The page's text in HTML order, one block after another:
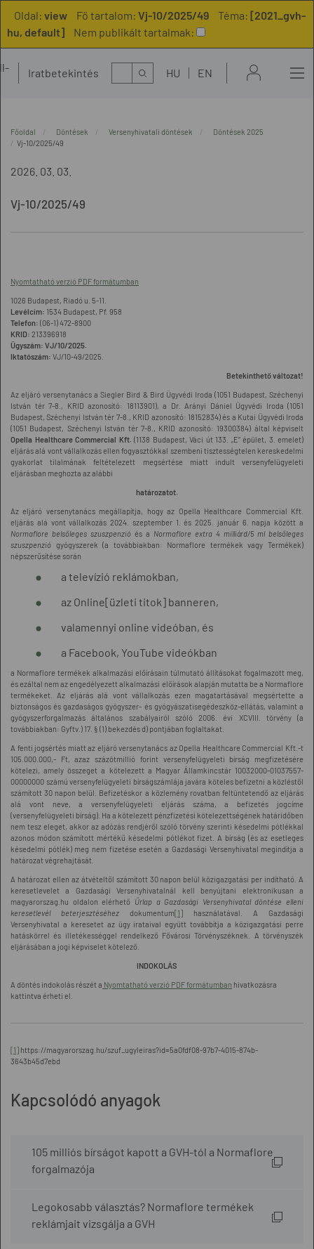
Oldal: view Fő tartalom: Vj-10/2025/49 Téma: [2021_gvh-
hu, default]
Nem publikált tartalmak:
Iratbetekintés Kereső HU EN
Főoldal Döntések Versenyhivatali döntések
Döntések 2025
Vj-10/2025/49
2026. 03. 03.
Vj-10/2025/49
Nyomtatható verzió PDF formátumban
1026 Budapest, Riadó u. 5-11.
Levélcím: 1534 Budapest, Pf. 958
Telefon: (06-1) 472-8900
KRID: 213396918
Ügyszám: VJ/10/2025.
Iktatószám: VJ/10-49/2025.
Betekinthető változat!
Az eljáró versenytanács a Siegler Bird & Bird Ügyvédi Iroda (1051 Budapest, Széchenyi
István tér 7-8., KRID azonosító: 18113901), a Dr. Arányi Dániel Ügyvédi Iroda (1051
Budapest, Széchenyi István tér 7-8., KRID azonosító: 18152834) és a Kutai Ügyvédi Iroda
(1051 Budapest, Széchenyi István tér 7-8., KRID azonosító: 19300384) által képviselt
Opella Healthcare Commercial Kft. (1138 Budapest, Váci út 133. „E” épület, 3. emelet)
eljárás alá vont vállalkozás ellen fogyasztókkal szembeni tisztességtelen kereskedelmi
gyakorlat tilalmának feltételezett megsértése miatt indult versenyfelügyeleti
eljárásban meghozta az alábbi
határozatot.
Az eljáró versenytanács megállapítja, hogy az Opella Healthcare Commercial Kft.
eljárás alá vont vállalkozás 2024. szeptember 1. és 2025. január 6. napja között a
Normaflore belsőleges szuszpenzió és a Normaflore extra 4 milliárd/5 ml belsőleges
szuszpenzió gyógyszerek (a továbbiakban: Normaflore termékek vagy Termékek)
népszerűsítése során
a televízió reklámokban,
az Online[üzleti titok] banneren,
valamennyi online videóban, és
a Facebook, YouTube videókban
a Normaflore termékek alkalmazási előírásain túlmutató állításokat fogalmazott meg,
és ezáltal nem az engedélyezett alkalmazási előírások alapján mutatta be a Normaflore
termékeket. Az eljárás alá vont vállalkozás ezen magatartásával megsértette a
biztonságos és gazdaságos gyógyszer- és gyógyászatisegédeszköz-ellátás, valamint a
gyógyszerforgalmazás általános szabályairól szóló 2006. évi XCVIII. törvény (a
továbbiakban: Gyftv.) 17. § (1) bekezdés d) pontjában foglaltakat.
A fenti jogsértés miatt az eljáró versenytanács az Opella Healthcare Commercial Kft.-t
105.000.000,- Ft, azaz százötmillió forint versenyfelügyeleti bírság megfizetésére
kötelezi, amely összeget a kötelezett a Magyar Államkincstár 10032000-01037557-
00000000 számú versenyfelügyeleti bírságszámlája javára köteles befizetni a közléstől
számított 30 napon belül. Befizetéskor a közlemény rovatban feltüntetendő az eljárás
alá vont neve, a versenyfelügyeleti eljárás száma, a befizetés jogcíme
(versenyfelügyeleti bírság). Ha a kötelezett pénzfizetési kötelezettségének határidőben
nem tesz eleget, akkor az adózás rendjéről szóló törvény szerinti késedelmi pótlékkal
azonos módon számított mértékű késedelmi pótlékot fizet. A bírság (és az esetleges
késedelmi pótlék) meg nem fizetése esetén a Gazdasági Versenyhivatal megindítja a
határozat végrehajtását.
A határozat ellen az átvételtől számított 30 napon belül közigazgatási per indítható. A
keresetlevelet a Gazdasági Versenyhivatalnál kell benyújtani elektronikusan a
magyarorszag.hu oldalon elérhető Űrlap a Gazdasági Versenyhivatal döntése elleni
keresetlevél beterjesztéséhez dokumentum[1] használatával. A Gazdasági
Versenyhivatal a keresetet az ügy irataival együtt továbbítja a közigazgatási perre
hatáskörrel és illetékességgel rendelkező Fővárosi Törvényszéknek. A törvényszék
eljárásában a jogi képviselet kötelező.
INDOKOLÁS
A döntés indokolás részét a Nyomtatható verzió PDF formátumban hivatkozásra
kattintva érheti el.
[1] https://magyarorszag.hu/szuf_ugyleiras?id=5a0fdf08-97b7-4015-874b-
3643b45d7ebd
Kapcsolódó anyagok
105 milliós bírságot kapott a GVH-tól a Normaflore
forgalmazója
Legokosabb választás? Normaflore termékek
reklámjait vizsgálja a GVH